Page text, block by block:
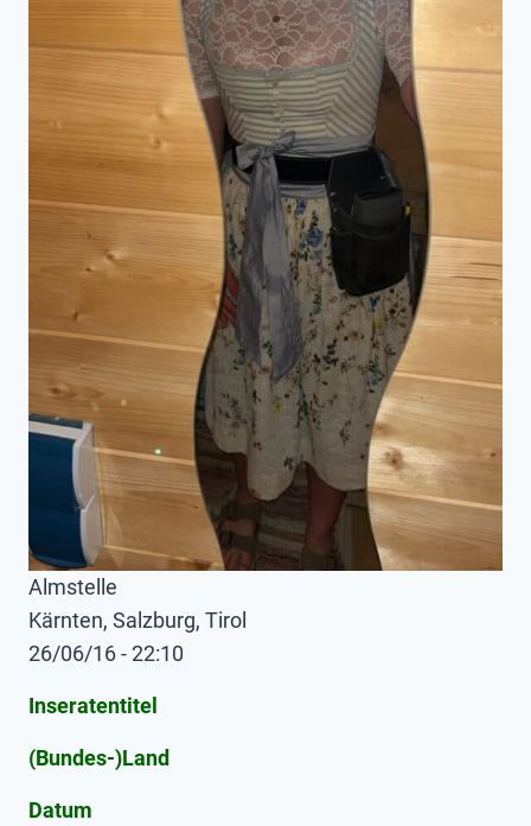
Almstelle
Kärnten, Salzburg, Tirol
26/06/16 - 22:10
Inseratentitel
(Bundes-)Land
Datum